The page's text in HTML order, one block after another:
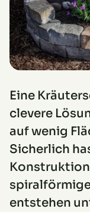
Eine
clevere
auf wenig
Sicherlich
Konstruktion
entstehen